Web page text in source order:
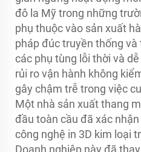
đô la Mỹ trong những
phụ thuộc vào sản xuất
pháp đúc truyền thống
các phụ tùng lỗi thời và
rủi ro vận hành không
gây chậm trễ trong việc
Một nhà sản xuất thang
đầu toàn cầu đã xác
công nghệ in 3D kim loại
Doanh nghiệp này đã